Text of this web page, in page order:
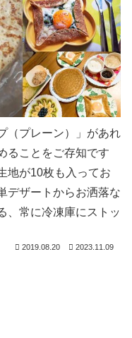
（プレーン）」があれ
ることをご存知です
地が10枚も入ってお
デザートからお洒落な
、常に冷凍庫にストッ
2019.08.20 2023.11.09